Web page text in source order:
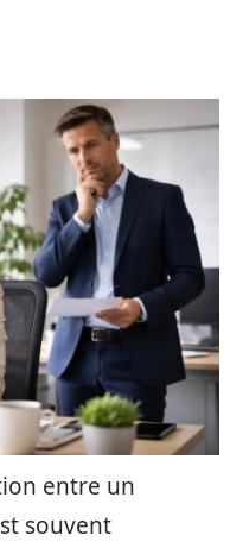
entre un
souvent